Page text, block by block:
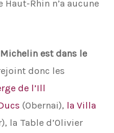
Haut-Rhin n’a aucune
est dans le
donc les
de l’Ill
(Obernai), la Villa
la Table d’Olivier